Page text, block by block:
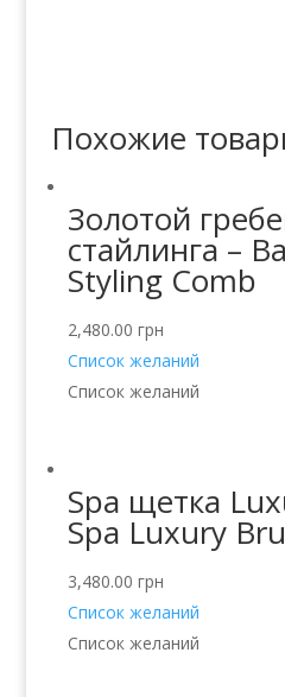
Похожие
Золотой
стайлинга –
Styling Comb
2,480.00 грн
Список желаний
Список желаний
Spa щетка
Spa Luxury
3,480.00 грн
Список желаний
Список желаний